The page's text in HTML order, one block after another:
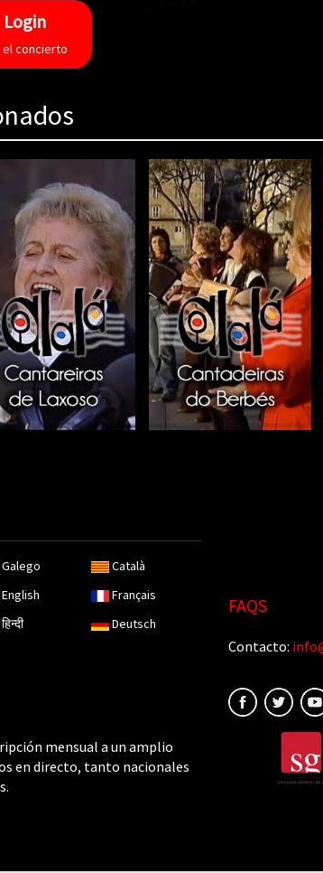
o que permitiu que Hermelinda repasase
un esforzo por recuperar do esquecemento algunha
Login
el concierto
Galego
Català
English
Français
हिन्दी Deutsch
mensual a un amplio
en directo, tanto nacionales
FAQS
Contacto: